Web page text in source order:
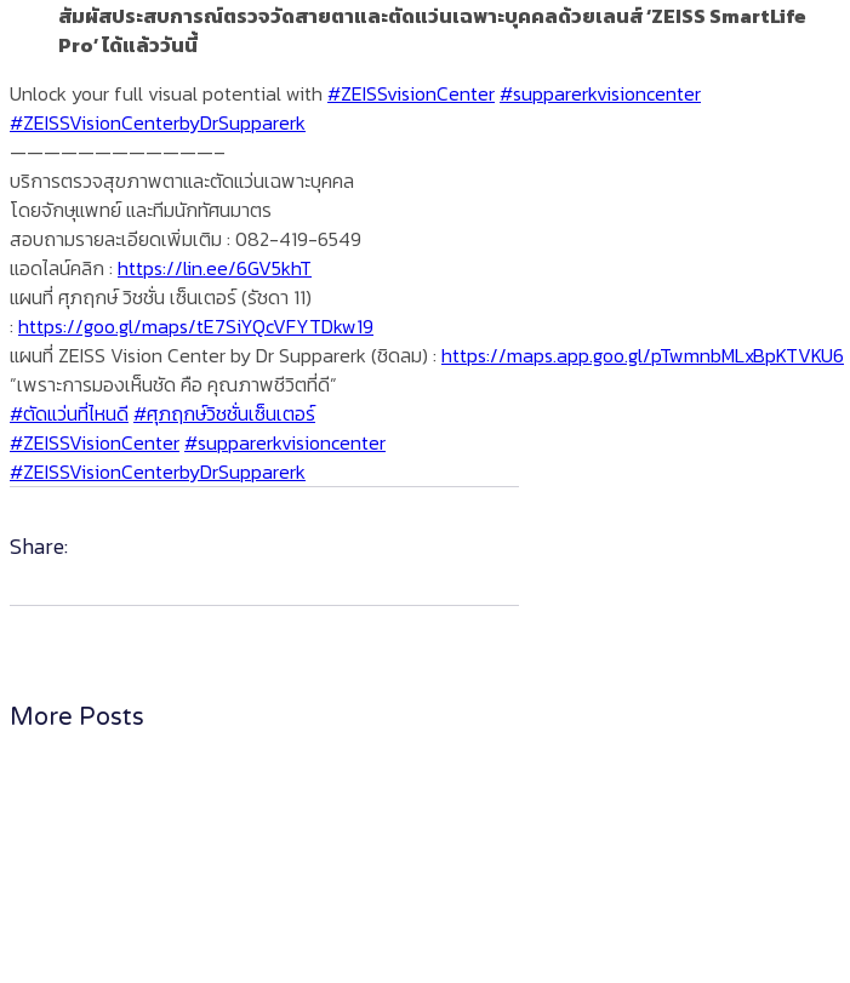
สัมผัสประสบการณ์ตรวจวัดสายตาและตัดแว่นเฉพาะบุคคลด้วยเลนส์ ‘ZEISS SmartLife
Pro’ ได้แล้ววันนี้
Unlock your full visual potential with #ZEISSvisionCenter#supparerkvisioncenter
#ZEISSVisionCenterbyDrSupparerk
————————————–
บริการตรวจสุขภาพตาและตัดแว่นเฉพาะบุคคล
โดยจักษุแพทย์ และทีมนักทัศนมาตร
สอบถามรายละเอียดเพิ่มเติม : 082-419-6549
แอดไลน์คลิก : https://lin.ee/6GV5khT
แผนที่ ศุภฤกษ์ วิชชั่น เซ็นเตอร์ (รัชดา 11)
: https://goo.gl/maps/tE7SiYQcVFYTDkw19
แผนที่ ZEISS Vision Center by Dr Supparerk (ชิดลม) : https://maps.app.goo.gl/pTwmnbMLxBpKTVKU6
”เพราะการมองเห็นชัด คือ คุณภาพชีวิตที่ดี”
#ตัดแว่นที่ไหนดี #ศุภฤกษ์วิชชั่นเซ็นเตอร์
#ZEISSVisionCenter#supparerkvisioncenter
#ZEISSVisionCenterbyDrSupparerk
Share:
More Posts